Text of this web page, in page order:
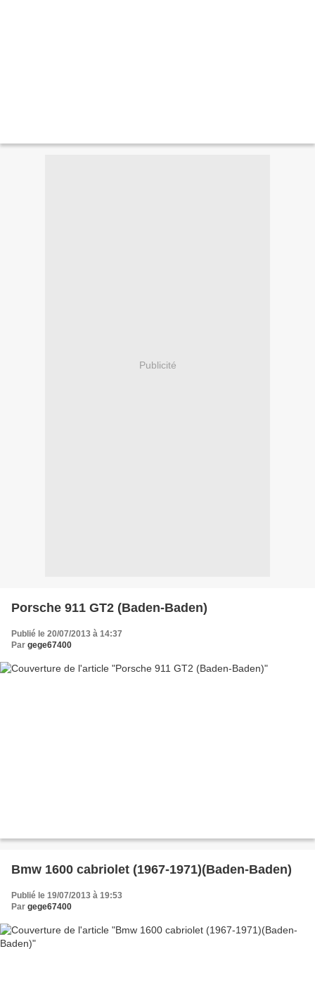
Publicité
Porsche 911 GT2 (Baden-Baden)
Publié le 20/07/2013 à 14:37
Par gege67400
Bmw 1600 cabriolet (1967-1971)(Baden-Baden)
Publié le 19/07/2013 à 19:53
Par gege67400